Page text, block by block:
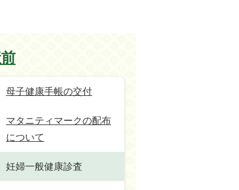
母子健康手帳の交付
マタニティマークの配布
について
妊婦一般健康診査